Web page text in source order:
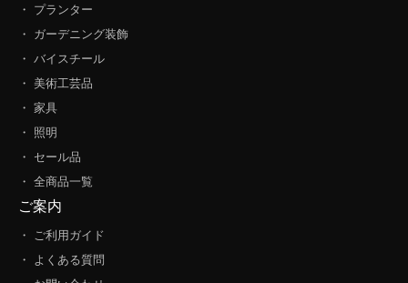
・ プランター
・ ガーデニング装飾
・ バイスチール
・ 美術工芸品
・ 家具
・ 照明
・ セール品
・ 全商品一覧
ご案内
・ ご利用ガイド
・ よくある質問